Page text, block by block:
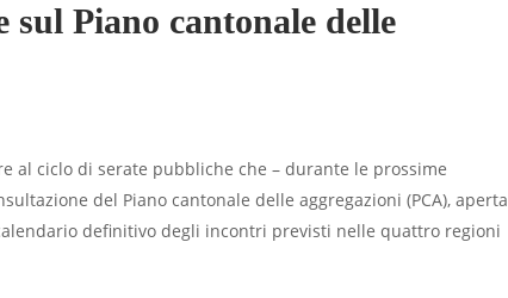
Piano cantonale delle
al ciclo di serate pubbliche che – durante le prossime
del Piano cantonale delle aggregazioni (PCA), aperta
definitivo degli incontri previsti nelle quattro regioni